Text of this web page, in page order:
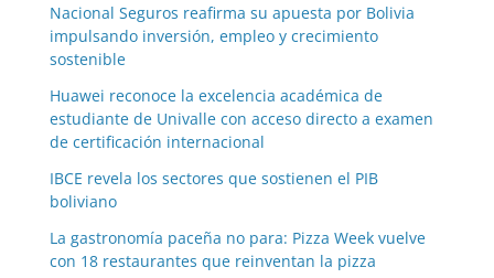
Nacional Seguros reafirma su apuesta por Bolivia
impulsando inversión, empleo y crecimiento
sostenible
Huawei reconoce la excelencia académica de
estudiante de Univalle con acceso directo a examen
de certificación internacional
IBCE revela los sectores que sostienen el PIB
boliviano
La gastronomía paceña no para: Pizza Week vuelve
con 18 restaurantes que reinventan la pizza